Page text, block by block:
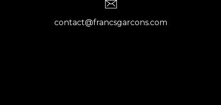
contact@francsgarcons.com